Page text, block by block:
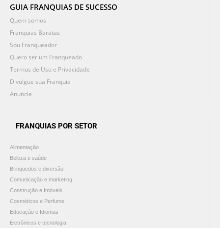
GUIA FRANQUIAS DE SUCESSO
Quem somos
Franquias Baratas
Sou Franqueador
Quero ser um Franqueado
Termos de Uso e Privacidade
Divulgue sua Franquia
Anuncie
FRANQUIAS POR SETOR
Alimentação
Beleza e saúde
Brinquedos e diversão
Comunicação e marketing
Construção e Imóveis
Cosméticos e Perfume
Educação e Idiomas
Eletrônicos e tecnologia